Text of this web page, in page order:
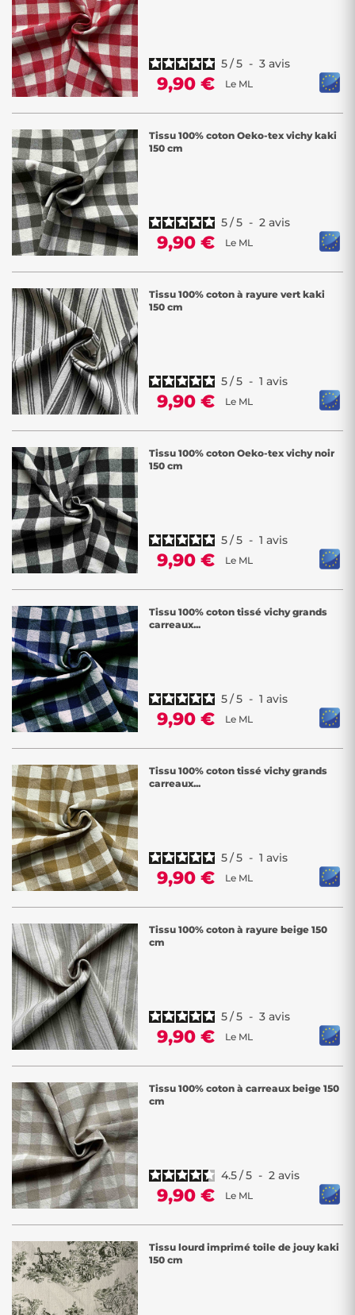
5/5 - 3 avis
9,90 € Le ML
Tissu 100% coton Oeko-tex vichy kaki
150 cm
5/5 - 2 avis
9,90 € Le ML
Tissu 100% coton à rayure vert kaki
150 cm
5/5 - 1 avis
9,90 € Le ML
Tissu 100% coton Oeko-tex vichy noir
150 cm
5/5 - 1 avis
9,90 € Le ML
Tissu 100% coton tissé vichy grands
carreaux...
5/5 - 1 avis
9,90 € Le ML
Tissu 100% coton tissé vichy grands
carreaux...
5/5 - 1 avis
9,90 € Le ML
Tissu 100% coton à rayure beige 150
cm
5/5 - 3 avis
9,90 € Le ML
Tissu 100% coton à carreaux beige 150
cm
4.5/5 - 2 avis
9,90 € Le ML
Tissu lourd imprimé toile de jouy kaki
150 cm